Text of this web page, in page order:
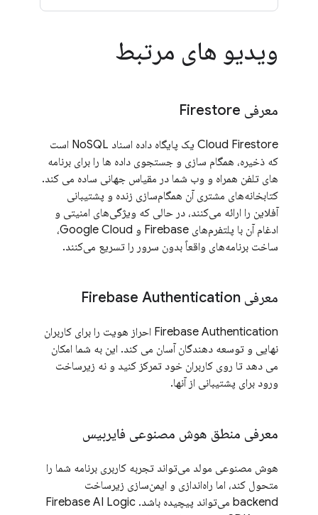
ویدیو های مرتبط
معرفی Firestore
Cloud Firestore یک پایگاه داده اسناد NoSQL است
که ذخیره، همگام سازی و جستجوی داده ها را برای برنامه
های تلفن همراه و وب شما در مقیاس جهانی ساده می کند.
کتابخانه‌های مشتری آن همگام‌سازی زنده و پشتیبانی
آفلاین را ارائه می‌کنند، در حالی که ویژگی‌های امنیتی و
ادغام آن با پلتفرم‌های Firebase و Google Cloud،
ساخت برنامه‌های واقعاً بدون سرور را تسریع می‌کنند.
معرفی Firebase Authentication
Firebase Authentication احراز هویت را برای کاربران
نهایی و توسعه دهندگان آسان می کند. این به شما امکان
می دهد تا روی کاربران خود تمرکز کنید و نه زیرساخت
ورود برای پشتیبانی از آنها.
معرفی منطق هوش مصنوعی فایربیس
هوش مصنوعی مولد می‌تواند تجربه کاربری برنامه شما را
متحول کند، اما راه‌اندازی و ایمن‌سازی زیرساخت
backend می‌تواند پیچیده باشد. Firebase AI Logic